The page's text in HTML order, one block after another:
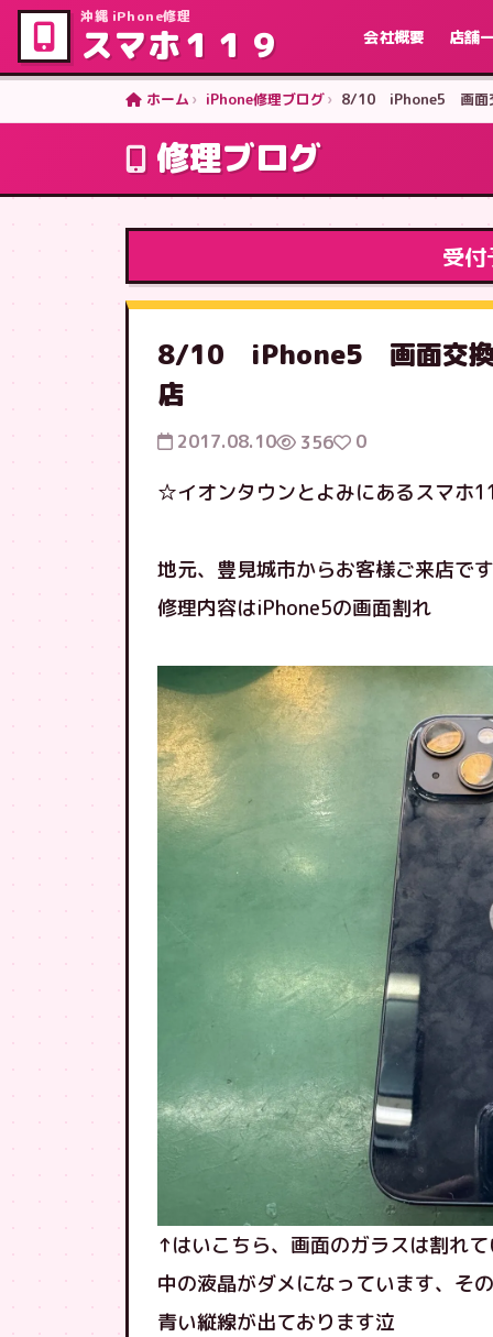
沖縄 iPhone修理
スマホ１１９ 会社概要 店舗
ホーム iPhone修理ブログ 8/10 iPhone5 画面
修理ブログ
受
8/10 iPhone5 画面交換
店
2017.08.10 356 0
☆イオンタウンとよみにあるスマホ
地元、豊見城市からお客様ご来店です
修理内容はiPhone5の画面割れ
↑はいこちら、画面のガラスは割れ
中の液晶がダメになっています、そ
青い縦線が出ております泣